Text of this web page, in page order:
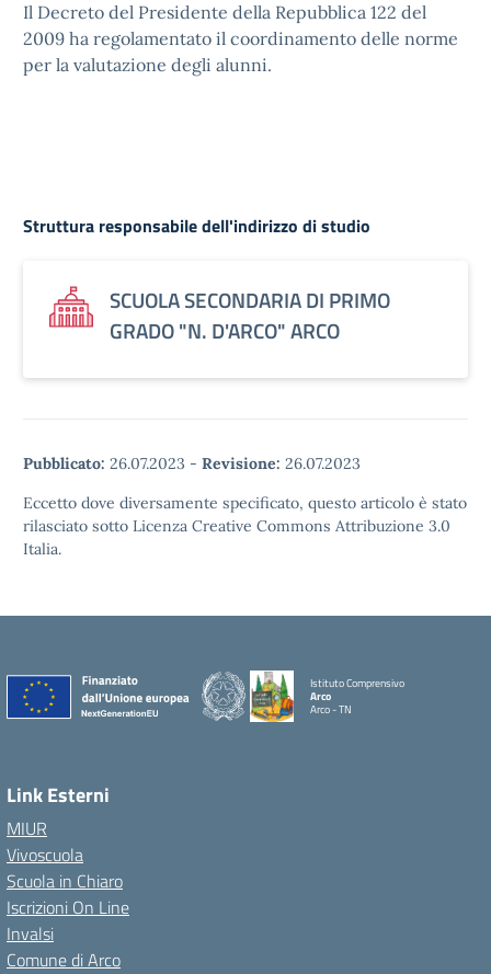
Il Decreto del Presidente della Repubblica 122 del
2009 ha regolamentato il coordinamento delle norme
per la valutazione degli alunni.
Struttura responsabile dell'indirizzo di studio
SCUOLA SECONDARIA DI PRIMO
GRADO "N. D'ARCO" ARCO
Pubblicato: 26.07.2023 - Revisione: 26.07.2023
Eccetto dove diversamente specificato, questo articolo è stato
rilasciato sotto Licenza Creative Commons Attribuzione 3.0
Italia.
Istituto Comprensivo
Arco
Arco - TN
Link Esterni
MIUR
Vivoscuola
Scuola in Chiaro
Iscrizioni On Line
Invalsi
Comune di Arco